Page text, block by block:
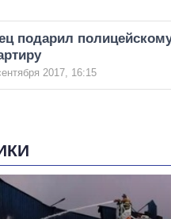
подарил
2017, 16:15